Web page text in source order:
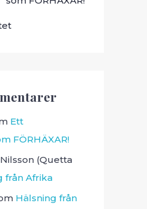
Ett
FÖRHÄXAR!
(Quetta
från Afrika
Hälsning från